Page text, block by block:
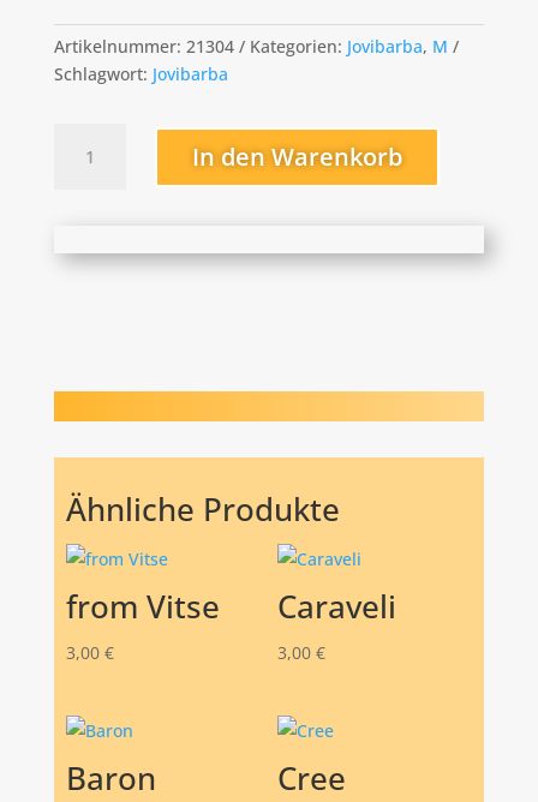
Artikelnummer: 21304 Kategorien: Jovibarba, M
Schlagwort: Jovibarba
In den Warenkorb
Ähnliche Produkte
from Vitse
3,00 €
Caraveli
3,00 €
Baron Cree